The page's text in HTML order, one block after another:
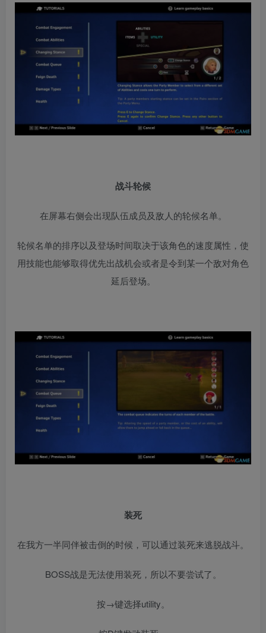
战斗轮候
在屏幕右侧会出现队伍成员及敌人的轮候名单。
轮候名单的排序以及登场时间取决于该角色的速度属性，使
用技能也能够取得优先出战机会或者是令到某一个敌对角色
延后登场。
装死
在我方一半同伴被击倒的时候，可以通过装死来逃脱战斗。
BOSS战是无法使用装死，所以不要尝试了。
按→键选择utility。